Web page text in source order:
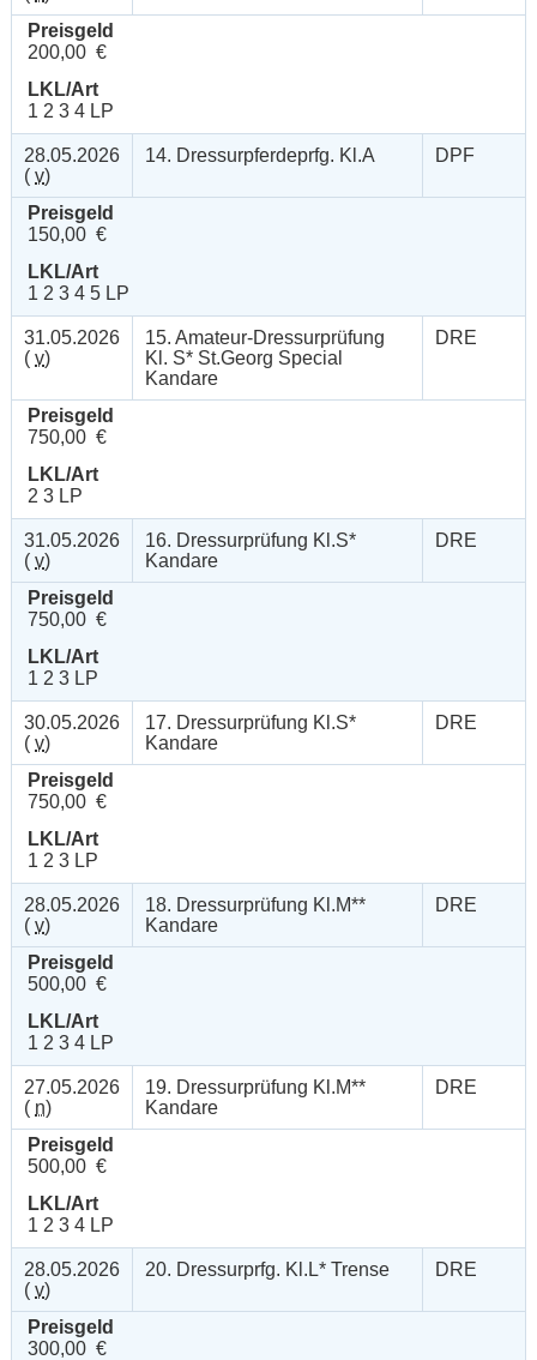
Preisgeld
200,00 €
LKL/Art
1 2 3 4 LP
28.05.2026
( v)
14. Dressurpferdeprfg. Kl.A DPF
Preisgeld
150,00 €
LKL/Art
1 2 3 4 5 LP
31.05.2026
( v)
15. Amateur-Dressurprüfung
Kl. S* St.Georg Special
Kandare
DRE
Preisgeld
750,00 €
LKL/Art
2 3 LP
31.05.2026
( v)
16. Dressurprüfung Kl.S*
Kandare
DRE
Preisgeld
750,00 €
LKL/Art
1 2 3 LP
30.05.2026
( v)
17. Dressurprüfung Kl.S*
Kandare
DRE
Preisgeld
750,00 €
LKL/Art
1 2 3 LP
28.05.2026
( v)
18. Dressurprüfung Kl.M**
Kandare
DRE
Preisgeld
500,00 €
LKL/Art
1 2 3 4 LP
27.05.2026
( n)
19. Dressurprüfung Kl.M**
Kandare
DRE
Preisgeld
500,00 €
LKL/Art
1 2 3 4 LP
28.05.2026
( v)
20. Dressurprfg. Kl.L* Trense DRE
Preisgeld
300,00 €